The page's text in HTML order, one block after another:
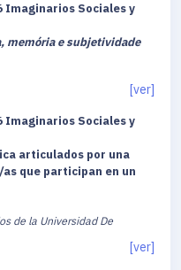
Imaginarios Sociales y
memória e subjetividade
[ver]
Imaginarios Sociales y
articulados por una
que participan en un
de la Universidad De
[ver]